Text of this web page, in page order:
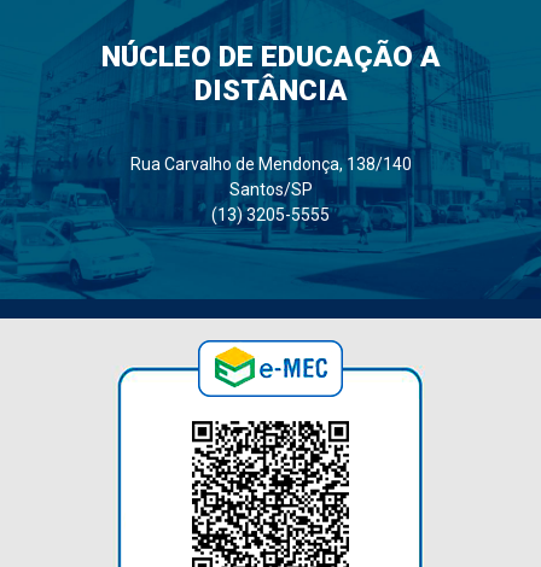
NÚCLEO DE EDUCAÇÃO A
DISTÂNCIA
Rua Carvalho de Mendonça, 138/140
Santos/SP
(13) 3205-5555